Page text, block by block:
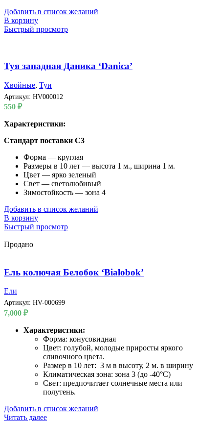
Добавить в список желаний
В корзину
Быстрый просмотр
Туя западная Даника ‘Danica’
Хвойные, Туи
Артикул: HV000012
550 ₽
Характеристики:
Стандарт поставки С3
Форма — круглая
Размеры в 10 лет — высота 1 м., ширина 1 м.
Цвет — ярко зеленый
Свет — светолюбивый
Зимостойкость — зона 4
Добавить в список желаний
В корзину
Быстрый просмотр
Продано
Ель колючая Белобок ‘Bialobok’
Ели
Артикул: HV-000699
7,000 ₽
Характеристики:
Форма: конусовидная
Цвет: голубой, молодые приросты яркого
сливочного цвета.
Размер в 10 лет: 3 м в высоту, 2 м. в ширину
Климатическая зона: зона 3 (до -40°C)
Свет: предпочитает солнечные места или
полутень.
Добавить в список желаний
Читать далее